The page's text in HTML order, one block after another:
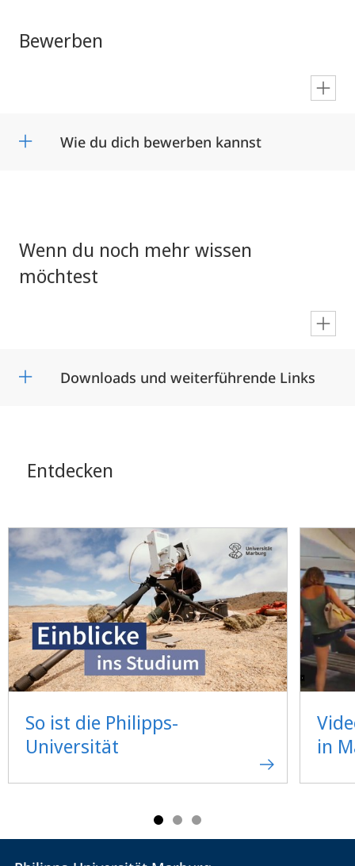
Bewerben
Wie du dich bewerben kannst
Wenn du noch mehr wissen
möchtest
Downloads und weiterführende Links
Entdecken
So ist die Philipps-
Universität
in
Kontakt
Kontaktinformationen